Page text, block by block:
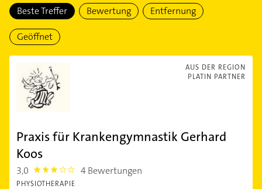
Beste Treffer Bewertung Entfernung
Geöffnet
AUS DER REGION
PLATIN PARTNER
Praxis für Krankengymnastik Gerhard
Koos
3,0 3.0 4 Bewertungen
PHYSIOTHERAPIE